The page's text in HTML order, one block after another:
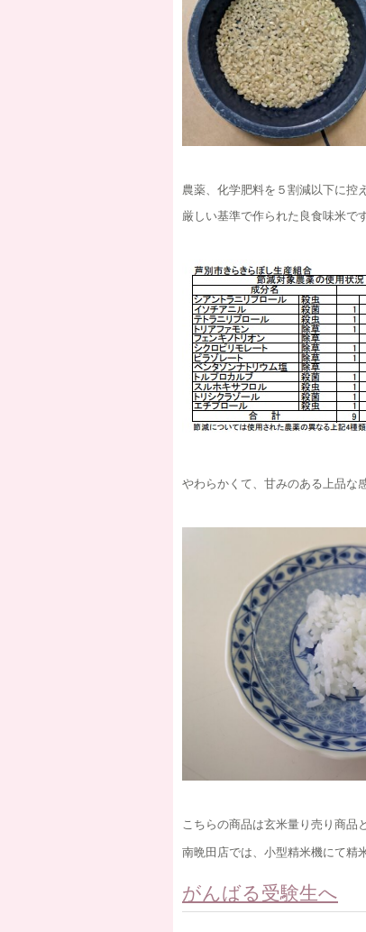
農薬、化学肥料を５割減以下に控
厳しい基準で作られた良食味米で
やわらかくて、甘みのある上品な
こちらの商品は玄米量り売り商品
南晩田店では、小型精米機にて精
がんばる受験生へ